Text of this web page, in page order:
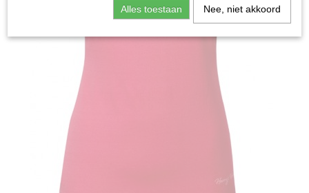
Alles toestaan Nee, niet akkoord